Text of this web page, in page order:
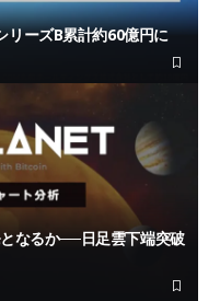
リーズB累計約60億円に
なるか──日足雲下端突破